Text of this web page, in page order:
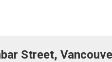
Street,